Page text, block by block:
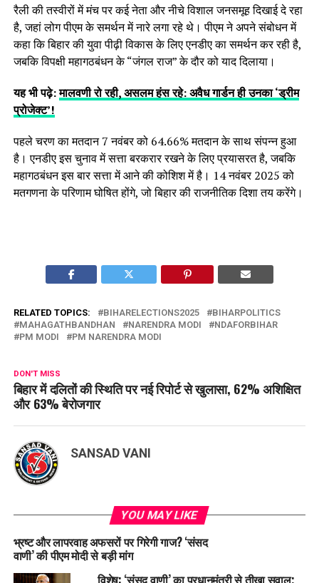
रैली की तस्वीरों में मंच पर कई नेता और नीचे विशाल जनसमूह दिखाई दे रहा
है, जहां लोग पीएम के समर्थन में नारे लगा रहे थे। पीएम ने अपने संबोधन में
कहा कि बिहार की युवा पीढ़ी विकास के लिए एनडीए का समर्थन कर रही है,
जबकि विपक्षी महागठबंधन के “जंगल राज” के दौर को याद दिलाया।
यह भी पढ़े:मालवणी रो रही, असलम हंस रहे: अवैध गार्डन ही उनका ‘ड्रीम
प्रोजेक्ट’!
पहले चरण का मतदान 7 नवंबर को 64.66% मतदान के साथ संपन्न हुआ
है। एनडीए इस चुनाव में सत्ता बरकरार रखने के लिए प्रयासरत है, जबकि
महागठबंधन इस बार सत्ता में आने की कोशिश में है। 14 नवंबर 2025 को
मतगणना के परिणाम घोषित होंगे, जो बिहार की राजनीतिक दिशा तय करेंगे।
RELATED TOPICS: BIHARELECTIONS2025
BIHARPOLITICS
MAHAGATHBANDHAN
NARENDRA MODI
NDAFORBIHAR
PM MODI
PM NARENDRA MODI
DON'T MISS
बिहार में दलितों की स्थिति पर नई रिपोर्ट से खुलासा, 62% अशिक्षित
और 63% बेरोजगार
SANSAD VANI
YOU MAY LIKE
भ्रष्ट और लापरवाह अफसरों पर गिरेगी गाज? ‘संसद
वाणी’ की पीएम मोदी से बड़ी मांग
विशेष: ‘संसद वाणी’ का प्रधानमंत्री से तीखा सवाल;